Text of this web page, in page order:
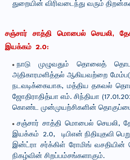
துறையின் விரிவடைந்து வரும்
சஞ்சார் சாத்தி மொபைல் செயலி,
இயக்கம் 2.0:
நாடு முழுவதும் தொலைத்
அதிகாரமளித்தல் ஆகியவற்றை
நடவடிக்கையாக, மத்திய தகவல்
ஜோதிராதித்யா எம். சிந்தியா
கொண்ட முன்முயற்சிகளின் தொகுப்பை
சஞ்சார் சாத்தி மொபைல் செயலி,
இயக்கம் 2.0, டிபிஎன் நிதியுதவி
இன்ட்ரா சர்க்கிள் ரோமிங்
நிகழ்வின் சிறப்பம்சங்களாகும்.